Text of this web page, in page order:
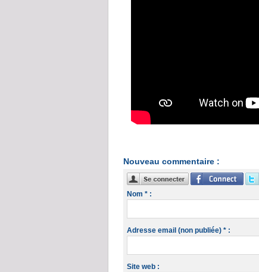
Nouveau commentaire :
Nom * :
Adresse email (non publiée) * :
Site web :